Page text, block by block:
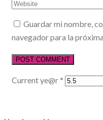
Guardar mi nombre,
navegador para la
Current ye@r *